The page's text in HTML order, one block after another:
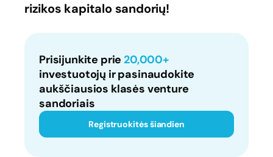
rizikos kapitalo sandorių!
Prisijunkite prie 20,000+
investuotojų ir pasinaudokite
aukščiausios klasės venture
sandoriais
Registruokitės šiandien